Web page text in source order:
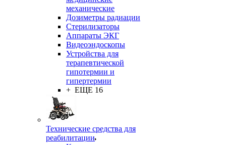
механические
Дозиметры радиации
Стерилизаторы
Аппараты ЭКГ
Видеоэндоскопы
Устройства для
терапевтической
гипотермии и
гипертермии
+ ЕЩЕ 16
Технические средства для
реабилитации